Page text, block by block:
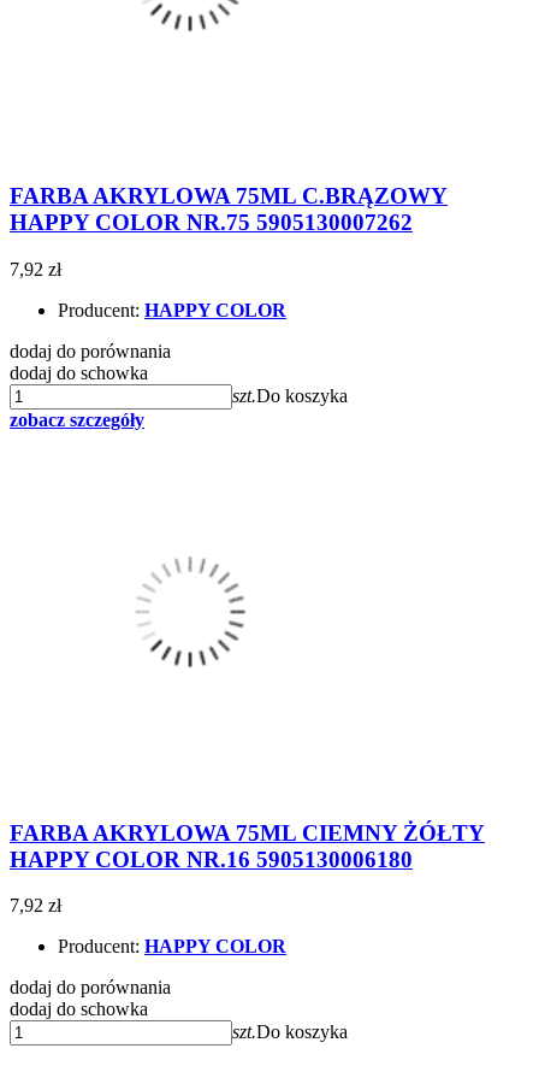
FARBA AKRYLOWA 75ML C.BRĄZOWY
HAPPY COLOR NR.75 5905130007262
7,92 zł
Producent: HAPPY COLOR
dodaj do porównania
dodaj do schowka
szt.Do koszyka
zobacz szczegóły
FARBA AKRYLOWA 75ML CIEMNY ŻÓŁTY
HAPPY COLOR NR.16 5905130006180
7,92 zł
Producent: HAPPY COLOR
dodaj do porównania
dodaj do schowka
szt.Do koszyka